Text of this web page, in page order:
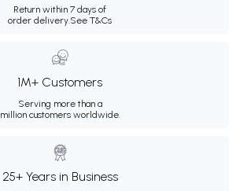
Return within 7 days of
order delivery.See T&Cs
1M+ Customers
Serving more than a
million customers worldwide.
25+ Years in Business